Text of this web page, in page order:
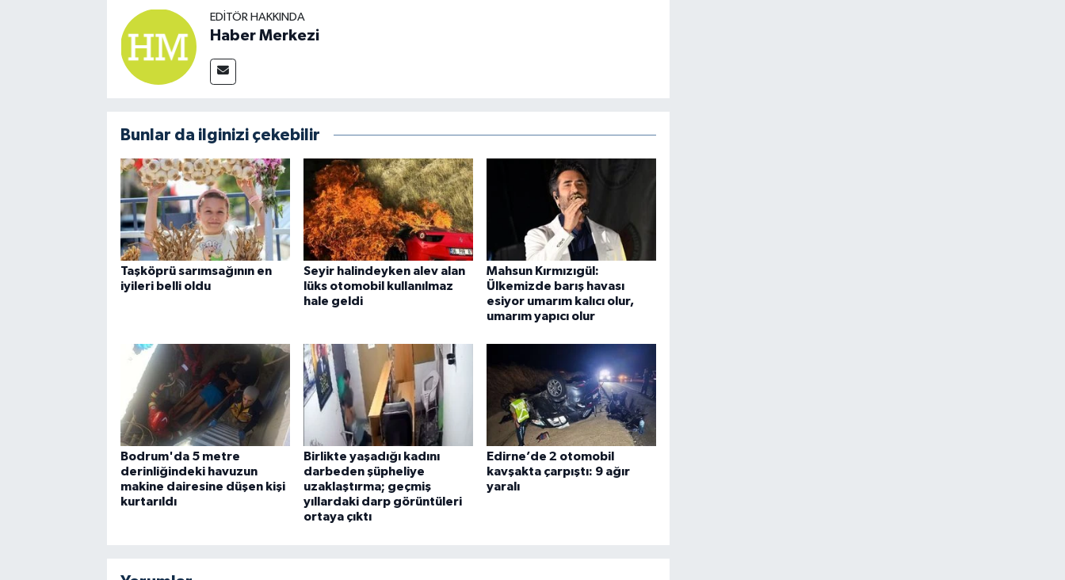
EDITÖR HAKKINDA
Haber Merkezi
Bunlar da ilginizi çekebilir
Taşköprü sarımsağının en
iyileri belli oldu
Seyir halindeyken alev alan
lüks otomobil kullanılmaz
hale geldi
Mahsun Kırmızıgül:
Ülkemizde barış havası
esiyor umarım kalıcı olur,
umarım yapıcı olur
Bodrum'da 5 metre
derinliğindeki havuzun
makine dairesine düşen kişi
kurtarıldı
Birlikte yaşadığı kadını
darbeden şüpheliye
uzaklaştırma; geçmiş
yıllardaki darp görüntüleri
ortaya çıktı
Edirne’de 2 otomobil
kavşakta çarpıştı: 9 ağır
yaralı